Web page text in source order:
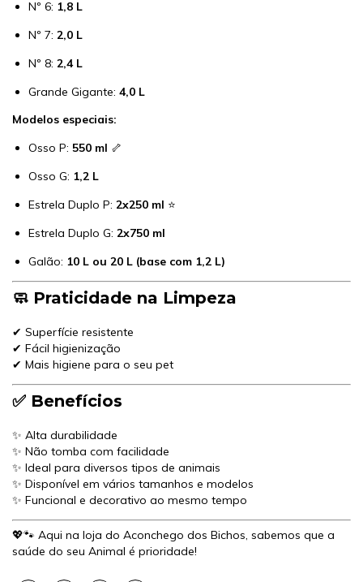
Nº 6: 1,8 L
Nº 7: 2,0 L
Nº 8: 2,4 L
Grande Gigante: 4,0 L
Modelos especiais:
Osso P: 550 ml 🦴
Osso G: 1,2 L
Estrela Duplo P: 2x250 ml ⭐
Estrela Duplo G: 2x750 ml
Galão: 10 L ou 20 L (base com 1,2 L)
🧼 Praticidade na Limpeza
✔ Superfície resistente
✔ Fácil higienização
✔ Mais higiene para o seu pet
✅ Benefícios
✨ Alta durabilidade
✨ Não tomba com facilidade
✨ Ideal para diversos tipos de animais
✨ Disponível em vários tamanhos e modelos
✨ Funcional e decorativo ao mesmo tempo
💖🐾 Aqui na loja do Aconchego dos Bichos, sabemos que a
saúde do seu Animal é prioridade!